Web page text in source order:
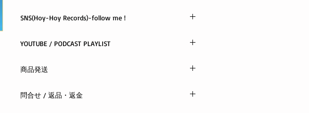
SNS(Hoy-Hoy Records)-follow me !
facebook
youtube
YOUTUBE / PODCAST PLAYLIST
商品発送
全国一律 300円
問合せ / 返品・返金